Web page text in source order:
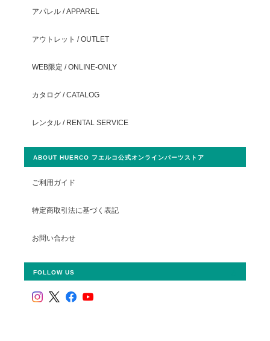
アパレル / APPAREL
アウトレット / OUTLET
WEB限定 / ONLINE-ONLY
カタログ / CATALOG
レンタル / RENTAL SERVICE
ABOUT HUERCO フエルコ公式オンラインパーツストア
ご利用ガイド
特定商取引法に基づく表記
お問い合わせ
FOLLOW US